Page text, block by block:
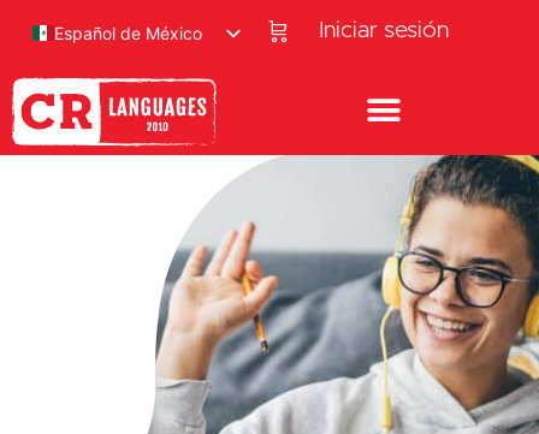
Iniciar sesión
Español de México